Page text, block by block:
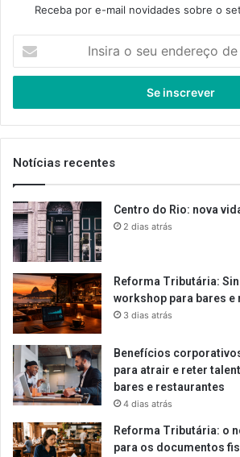
Receba por e-mail novidades sobre o
seu
de
email
Notícias recentes
Centro do Rio: nova
2 dias atrás
Reforma Tributária:
workshop para bares e
3 dias atrás
Benefícios
para atrair e reter
bares e restaurantes
4 dias atrás
Reforma Tributária: o
para os documentos